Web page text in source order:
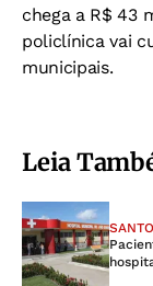
chega a R$ 43
policlínica vai
municipais.
Leia